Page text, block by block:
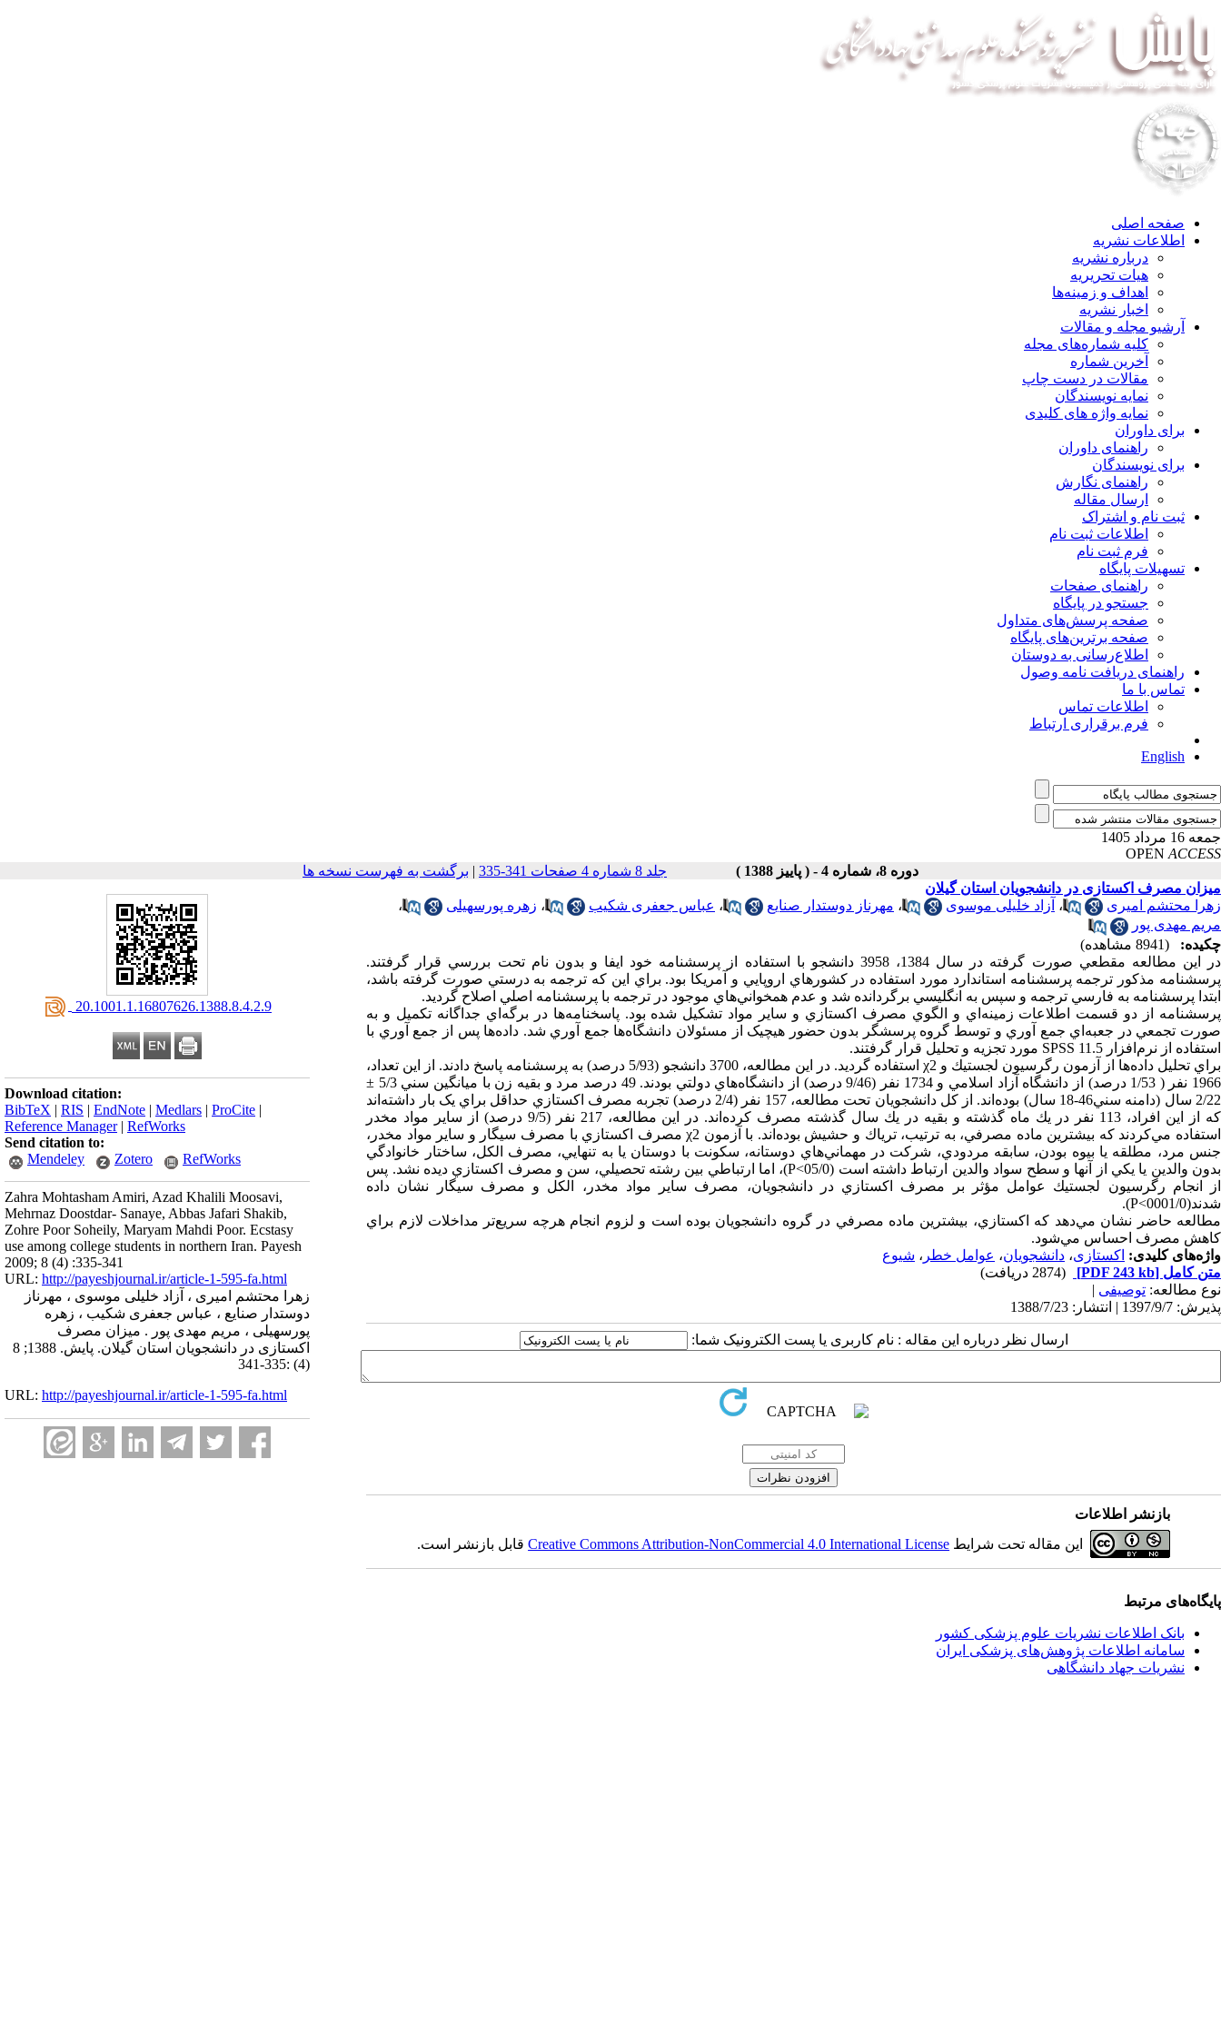
صفحه اصلی
اطلاعات نشریه
درباره نشریه
هیات تحریریه
اهداف و زمینه‌ها
اخبار نشریه
آرشیو مجله و مقالات
کلیه شماره‌های مجله
آخرین شماره
مقالات در دست چاپ
نمایه نویسندگان
نمایه واژه های کلیدی
برای داوران
راهنمای داوران
برای نویسندگان
راهنمای نگارش
ارسال مقاله
ثبت نام و اشتراک
اطلاعات ثبت نام
فرم ثبت نام
تسهیلات پایگاه
راهنمای صفحات
جستجو در پایگاه
صفحه پرسش‌های متداول
صفحه برترین‌های پایگاه
اطلاع‌رسانی به دوستان
راهنمای دریافت نامه وصول
تماس با ما
اطلاعات تماس
فرم برقراری ارتباط
English
جمعه 16 مرداد 1405
OPEN ACCESS
دوره 8، شماره 4 - ( پاییز 1388 )
جلد 8 شماره 4 صفحات 341-335 | برگشت به فهرست نسخه ها
‎ 20.1001.1.16807626.1388.8.4.2.9
Download citation:
BibTeX | RIS | EndNote | Medlars | ProCite |
Reference Manager| RefWorks
Send citation to:
Mendeley
Zotero RefWorks
Zahra Mohtasham Amiri, Azad Khalili Moosavi,
Mehrnaz Doostdar- Sanaye, Abbas Jafari Shakib,
Zohre Poor Soheily, Maryam Mahdi Poor. Ecstasy
use among college students in northern Iran. Payesh
2009; 8 (4) :335-341
URL: http://payeshjournal.ir/article-1-595-fa.html
زهرا محتشم امیری ، آزاد خلیلی موسوی ، مهرناز
دوستدار صنایع ، عباس جعفری شکیب ، زهره
پورسهیلی ، مریم مهدی پور . میزان مصرف
اکستازی در دانشجویان استان گیلان. پایش. 1388; 8
(4) :335-341
URL: http://payeshjournal.ir/article-1-595-fa.html
میزان مصرف اکستازی در دانشجویان استان گیلان
زهرا محتشم امیری
، آزاد خلیلی موسوی ، مهرناز دوستدار صنایع ، عباس جعفری شکیب ، زهره پورسهیلی
،
مریم مهدی پور
چکیده:
(8941 مشاهده)
در اين مطالعه مقطعي صورت گرفته در سال 1384، 3958 دانشجو با استفاده از پرسشنامه خود ايفا و بدون نام تحت بررسي قرار گرفتند.
پرسشنامه مذکور ترجمه پرسشنامه استاندارد مورد استفاده در کشورهاي اروپايي و آمريکا بود. براي اين که ترجمه به درستي صورت گرفته باشد،
ابتدا پرسشنامه به فارسي ترجمه و سپس به انگليسي برگردانده شد و عدم همخواني‌هاي موجود در ترجمه با پرسشنامه اصلي اصلاح گرديد.
پرسشنامه از دو قسمت اطلاعات زمينه‌اي و الگوي مصرف اكستازي و ساير مواد تشكيل شده بود. پاسخنامه‌ها در برگه‌اي جداگانه تکميل و به
صورت تجمعي در جعبه‌اي جمع آوري و توسط گروه پرسشگر بدون حضور هيچيک از مسئولان دانشگاه‌ها جمع آوري شد. داده‌ها پس از جمع آوري با
استفاده از نرم‌افزار SPSS 11.5 مورد تجزيه و تحليل قرار گرفتند.
براي تحليل داده‌ها از آزمون رگرسيون لجستيك و χ2 استفاده گرديد. در اين مطالعه، 3700 دانشجو (5/93 درصد) به پرسشنامه پاسخ دادند. از اين تعداد،
1966 نفر ( 1/53 درصد) از دانشگاه آزاد اسلامي و 1734 نفر (9/46 درصد) از دانشگاه‌هاي دولتي بودند. 49 درصد مرد و بقيه زن با ميانگين سني 5/3 ±
2/22 سال (دامنه سني46-18 سال) بوده‌اند. از كل دانشجويان تحت مطالعه، 157 نفر (2/4 درصد) تجربه مصرف اكستازي حداقل براي يک بار داشته‌اند
كه از اين افراد، 113 نفر در يك ماه گذشته و بقيه در يك سال گذشته مصرف كرده‌اند. در اين مطالعه، 217 نفر (9/5 درصد) از ساير مواد مخدر
استفاده مي‌كردند كه بيشترين ماده مصرفي، به ترتيب، ترياك و حشيش بوده‌اند. با آزمون χ2 مصرف اكستازي با مصرف سيگار و ساير مواد مخدر،
جنس مرد، مطلقه يا بيوه بودن، سابقه مردودي، شركت در مهماني‌هاي دوستانه، سکونت با دوستان يا به تنهايي، مصرف الکل، ساختار خانوادگي
بدون والدين يا يکي از آنها و سطح سواد والدين ارتباط داشته است (05/0>P)، اما ارتباطي بين رشته تحصيلي، سن و مصرف اکستازي ديده نشد. پس
از انجام رگرسيون لجستيك عوامل مؤثر بر مصرف اكستازي در دانشجويان، مصرف ساير مواد مخدر، الکل و مصرف سيگار نشان داده
شدند(0001/0>P).
مطالعه حاضر نشان مي‌دهد كه اكستازي، بيشترين ماده مصرفي در گروه دانشجويان بوده است و لزوم انجام هرچه سريع‌تر مداخلات لازم براي
کاهش مصرف احساس مي‌شود.
واژه‌های کلیدی: اکستازی، دانشجویان، عوامل خطر ، شیوع
متن کامل [PDF 243 kb]
(2874 دریافت)
نوع مطالعه: توصیفی |
پذیرش: 1397/9/7 | انتشار: 1388/7/23
ارسال نظر درباره این مقاله : نام کاربری یا پست الکترونیک شما:
بازنشر اطلاعات
این مقاله تحت شرایط Creative Commons Attribution-NonCommercial 4.0 International Licenseقابل بازنشر است.
پایگاه‌های مرتبط
بانک اطلاعات نشریات علوم پزشکی کشور
سامانه اطلاعات پژوهش‌های پزشکی ایران
نشریات جهاد دانشگاهی